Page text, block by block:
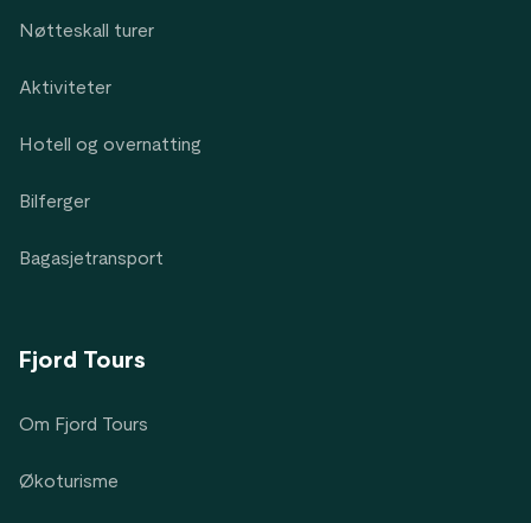
Nøtteskall turer
Aktiviteter
Hotell og overnatting
Bilferger
Bagasjetransport
Fjord Tours
Om Fjord Tours
Økoturisme